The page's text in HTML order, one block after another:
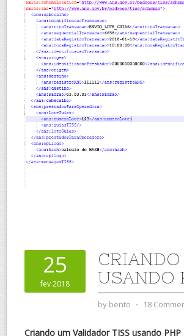
25
fev 2018
USANDO
by bento ⋅ 18
Criando um Validador TISS usando PHP